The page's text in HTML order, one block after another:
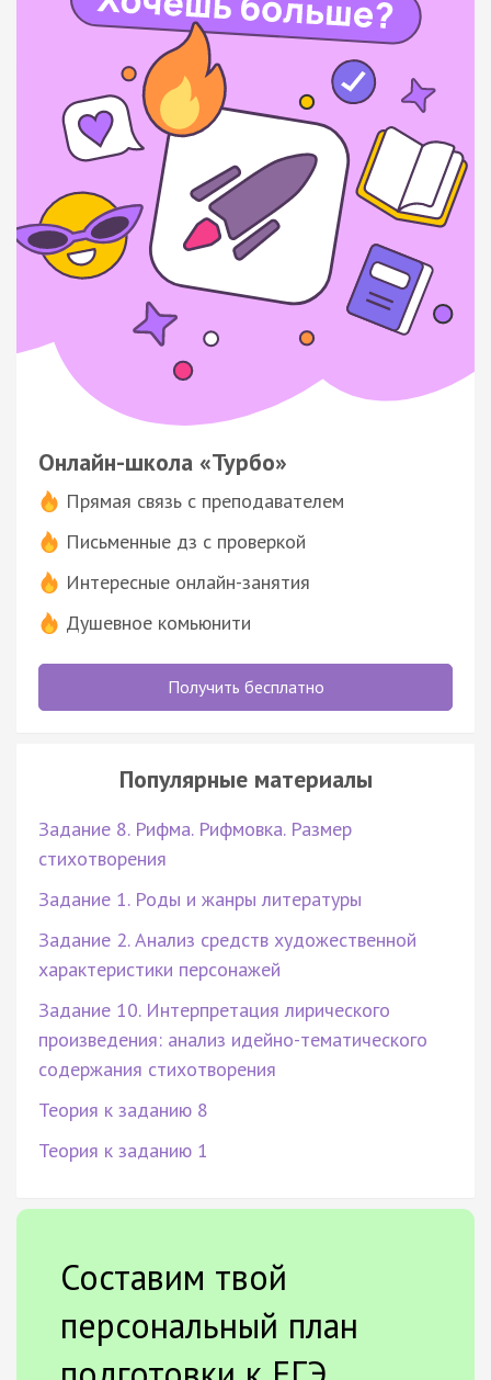
Онлайн-школа «Турбо»
Прямая связь с преподавателем
Письменные дз с проверкой
Интересные онлайн-занятия
Душевное комьюнити
Получить бесплатно
Популярные материалы
Задание 8. Рифма. Рифмовка. Размер
стихотворения
Задание 1. Роды и жанры литературы
Задание 2. Анализ средств художественной
характеристики персонажей
Задание 10. Интерпретация лирического
произведения: анализ идейно-тематического
содержания стихотворения
Теория к заданию 8
Теория к заданию 1
Составим твой
персональный план